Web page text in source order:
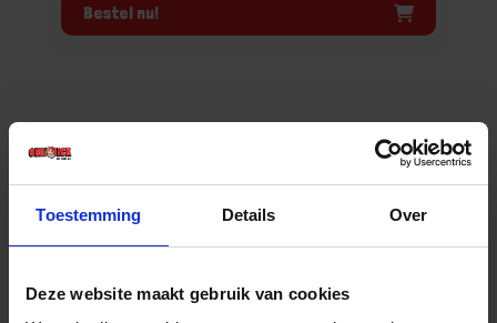
Toestemming Details Over
Deze website maakt gebruik van cookies
Bestel nu!